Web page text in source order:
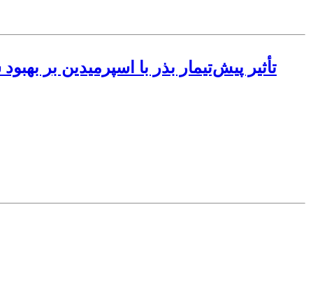
تأثیر پیش‌تیمار بذر با اسپرمیدین بر